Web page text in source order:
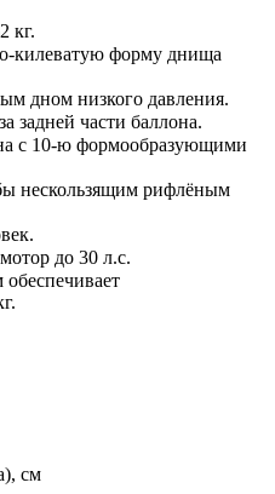
кг.
килеватую форму днища
дном низкого давления.
части баллона.
с 10-ю формообразующими
нескользящим рифлёным
до 30 л.с.
см